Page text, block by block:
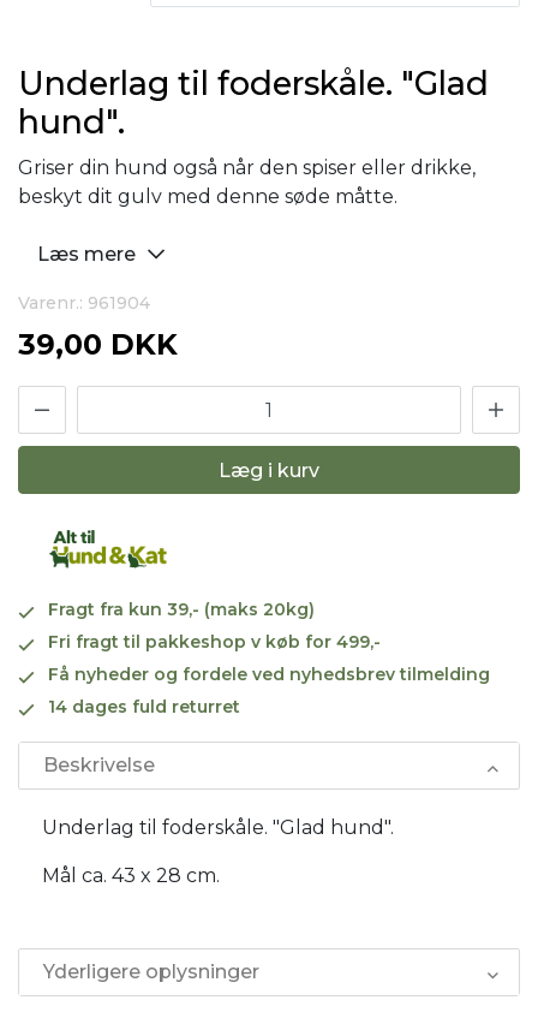
Underlag til foderskåle. "Glad
hund".
Griser din hund også når den spiser eller drikke,
beskyt dit gulv med denne søde måtte.
Læs mere
Varenr.: 961904
39,00 DKK
Læg i kurv
Fragt fra kun 39,- (maks 20kg)
Fri fragt til pakkeshop v køb for 499,-
Få nyheder og fordele ved nyhedsbrev tilmelding
14 dages fuld returret
Beskrivelse
Underlag til foderskåle. "Glad hund".
Mål ca. 43 x 28 cm.
Yderligere oplysninger